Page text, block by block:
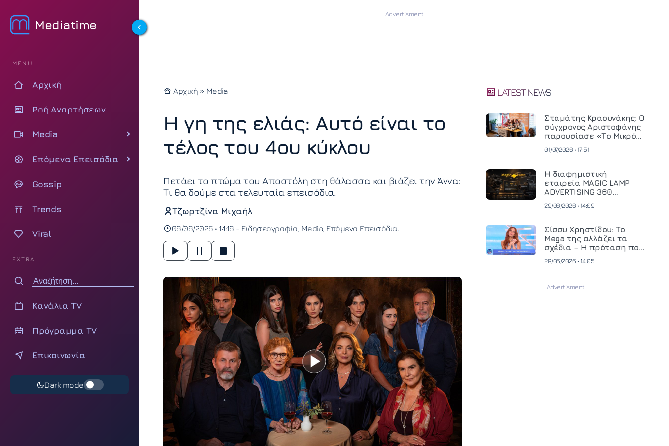
Mediatime
MENU
Αρχική
Ροή Αναρτήσεων
Media
Επόμενα Επεισόδια
Gossip
Trends
Viral
EXTRA
Κανάλια TV
Πρόγραμμα TV
Επικοινωνία
Dark mode
Αρχική » Media
Η γη της ελιάς: Αυτό είναι το
τέλος του 4ου κύκλου
Πετάει το πτώμα του Αποστόλη στη θάλασσα και βιάζει την Άννα:
Τι θα δούμε στα τελευταία επεισόδια.
Τζωρτζίνα Μιχαήλ
06/06/2025 • 14:16 - Ειδησεογραφία Media Επόμενα Επεισόδια
LATEST NEWS
Σταμάτης Κραουνάκης: Ο
σύγχρονος Αριστοφάνης
παρουσίασε «Το Μικρό
01/07/2026 • 17:51
Η διαφημιστική
εταιρεία MAGIC LAMP
ADVERTISING 360
κινηματογραφική
και ανεβάζει τον πήχη
στην παραγωγή
οπτικοακουστικού
περιεχομένου
29/06/2026 • 14:09
Σίσσυ Χρηστίδου: Το
Mega της αλλάζει τα
σχέδια – Η πρόταση που
29/06/2026 • 14:05